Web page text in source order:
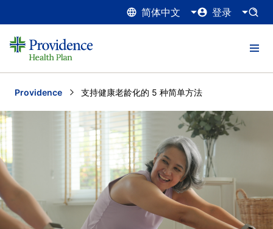
简体中文 登录
Providence Current:
支持健康老龄化的 5 种简单方法